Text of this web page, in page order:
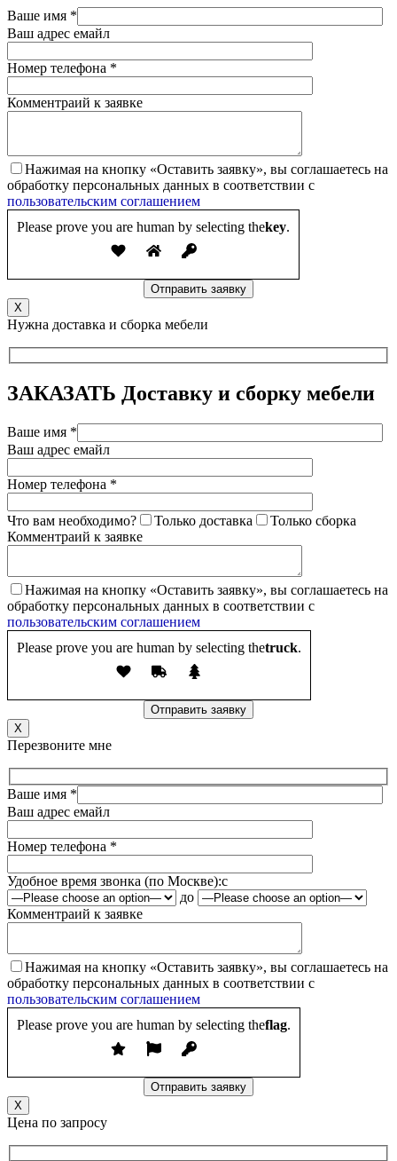
Ваше имя *
Ваш адрес емайл
Номер телефона *
Комментраий к заявке
Нажимая на кнопку «Оставить заявку», вы соглашаетесь на
обработку персональных данных в соответствии с
пользовательским соглашением
Please prove you are human by selecting thekey.
X
Нужна доставка и сборка мебели
ЗАКАЗАТЬ Доставку и сборку мебели
Ваше имя *
Ваш адрес емайл
Номер телефона *
Что вам необходимо? Только доставка
Только сборка
Комментраий к заявке
Нажимая на кнопку «Оставить заявку», вы соглашаетесь на
обработку персональных данных в соответствии с
пользовательским соглашением
Please prove you are human by selecting thetruck.
X
Перезвоните мне
Ваше имя *
Ваш адрес емайл
Номер телефона *
Удобное время звонка (по Москве):c
до
Комментраий к заявке
Нажимая на кнопку «Оставить заявку», вы соглашаетесь на
обработку персональных данных в соответствии с
пользовательским соглашением
Please prove you are human by selecting theflag.
X
Цена по запросу